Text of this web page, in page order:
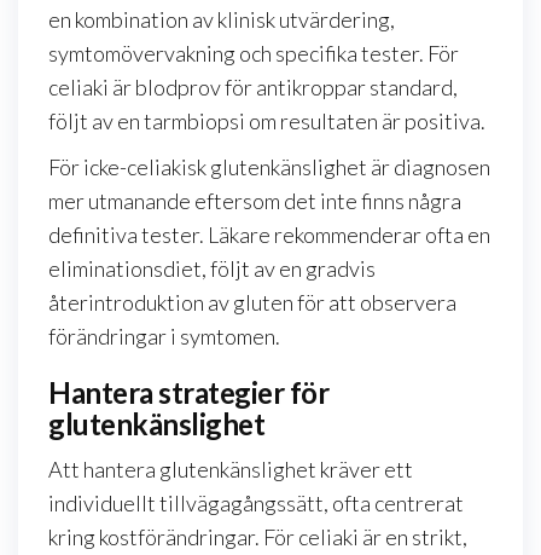
en kombination av klinisk utvärdering,
symtomövervakning och specifika tester. För
celiaki är blodprov för antikroppar standard,
följt av en tarmbiopsi om resultaten är positiva.
För icke-celiakisk glutenkänslighet är diagnosen
mer utmanande eftersom det inte finns några
definitiva tester. Läkare rekommenderar ofta en
eliminationsdiet, följt av en gradvis
återintroduktion av gluten för att observera
förändringar i symtomen.
Hantera strategier för
glutenkänslighet
Att hantera glutenkänslighet kräver ett
individuellt tillvägagångssätt, ofta centrerat
kring kostförändringar. För celiaki är en strikt,